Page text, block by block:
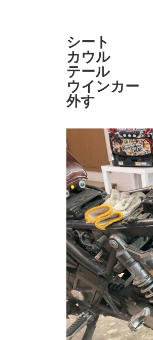
シート
カウル
テール
ウインカー
外す